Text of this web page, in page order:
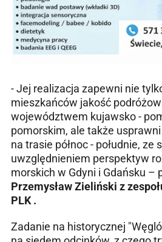
- Jej realizacja zapewni nie
mieszkańców jakość
województwem kujawsko -
pomorskim, ale także
na trasie północ - południe, ze
uwzględnieniem perspektyw
morskich w Gdyni i Gdańsku –
Przemysław Zieliński z
PLK .
Zadanie na historycznej